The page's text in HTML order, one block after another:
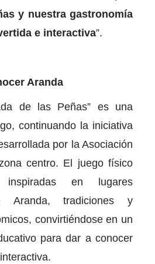
y nuestra gastronomía
e interactiva”.
Aranda
de las Peñas” es una
continuando la iniciativa
por la Asociación
centro. El juego físico
inspiradas en lugares
Aranda, tradiciones y
convirtiéndose en un
para dar a conocer